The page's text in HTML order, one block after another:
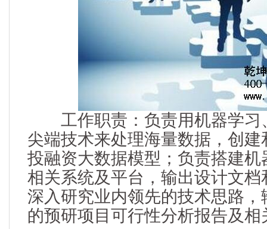
工作职责：负责用机器学习
尖端技术来处理海量数据，创
投融资大数据模型；负责搭建
相关系统及平台，输出设计文
深入研究业内领先的技术思路
的预研项目可行性分析报告及相